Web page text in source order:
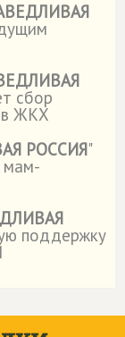
сбор
ЖКХ
РОССИЯ"
мам-
поддержку